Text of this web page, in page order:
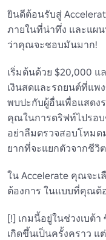
ยินดีต้อนรับสู่
ภายในที่น่าทึ่ง และแผ
ว่าคุณจะชอบมันมาก!
เริ่มต้นด้วย $20,000
เงินสดและรถยนต์ที่แพ
พบปะกับผู้อื่นเพื่อแสดง
คุณในการดริฟท์ไปรอ
อย่าลืมตรวจสอบโหมด
ยากที่จะแยกตัวจากชีวิ
ใน Accelerate คุณจะ
ต้องการ ในแบบที่คุณต้
[!] เกมนี้อยู่ในช่วงเบต้
เกิดขึ้นเป็นครั้งคราว แ